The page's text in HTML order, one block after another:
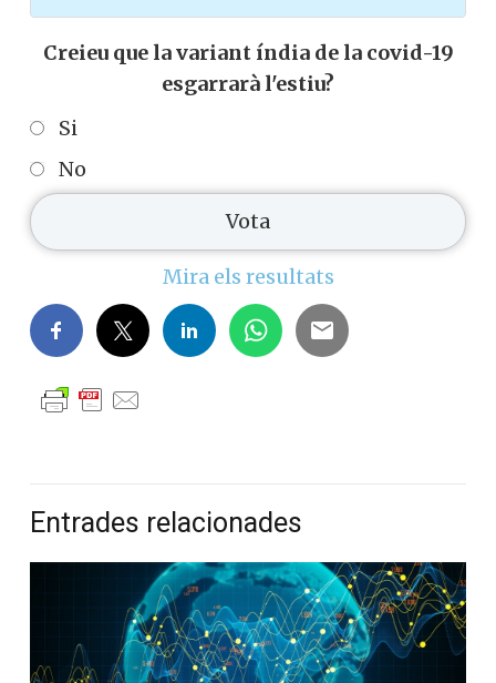
Creieu que la variant índia de la covid-19
esgarrarà l'estiu?
Si
No
Mira els resultats
Entrades relacionades